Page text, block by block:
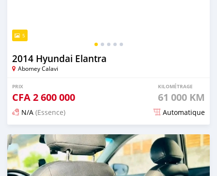
5
2014 Hyundai Elantra
Abomey Calavi
PRIX
CFA2 600 000
KILOMÉTRAGE
61 000 KM
N/A (Essence) Automatique
Publié il y a 5 mois